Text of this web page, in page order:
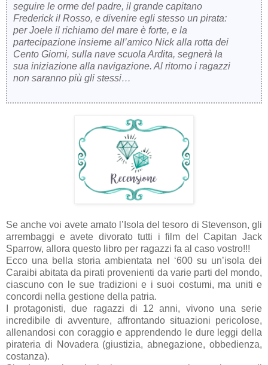
seguire le orme del padre, il grande capitano
Frederick il Rosso, e divenire egli stesso un pirata:
per Joele il richiamo del mare è forte, e la
partecipazione insieme all’amico Nick alla rotta dei
Cento Giorni, sulla nave scuola Ardita, segnerà la
sua iniziazione alla navigazione. Al ritorno i ragazzi
non saranno più gli stessi…
Se anche voi avete amato l’Isola del tesoro di Stevenson, gli
arrembaggi e avete divorato tutti i film del Capitan Jack
Sparrow, allora questo libro per ragazzi fa al caso vostro!!!
Ecco una bella storia ambientata nel ‘600 su un’isola dei
Caraibi abitata da pirati provenienti da varie parti del mondo,
ciascuno con le sue tradizioni e i suoi costumi, ma uniti e
concordi nella gestione della patria.
I protagonisti, due ragazzi di 12 anni, vivono una serie
incredibile di avventure, affrontando situazioni pericolose,
allenandosi con coraggio e apprendendo le dure leggi della
pirateria di Novadera (giustizia, abnegazione, obbedienza,
costanza).